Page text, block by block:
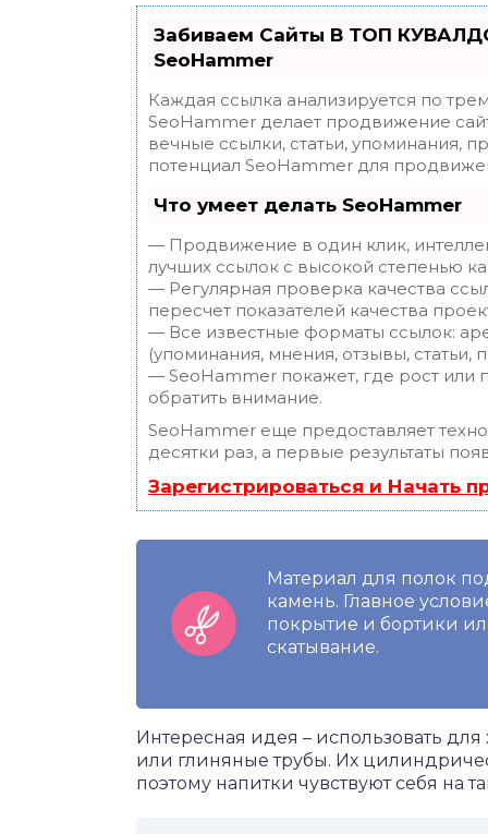
Забиваем Сайты В ТОП
SeoHammer
Каждая ссылка анализируется по
SeoHammer делает продвижение
вечные ссылки, статьи, упоминания,
потенциал SeoHammer для
Что умеет делать SeoHammer
— Продвижение в один клик,
лучших ссылок с высокой степенью
— Регулярная проверка качества
пересчет показателей качества
— Все известные форматы ссылок:
(упоминания, мнения, отзывы, статьи,
— SeoHammer покажет, где рост или
обратить внимание.
SeoHammer еще предоставляет
десятки раз, а первые результаты
Зарегистрироваться и Начать
Материал для полок
камень. Главное
покрытие и бортики
скатывание.
Интересная идея – использовать
или глиняные трубы. Их
поэтому напитки чувствуют себя на